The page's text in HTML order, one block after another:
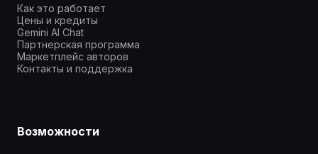
Как это работает
Цены и кредиты
Gemini AI Chat
Партнерская программа
Маркетплейс авторов
Контакты и поддержка
Возможности